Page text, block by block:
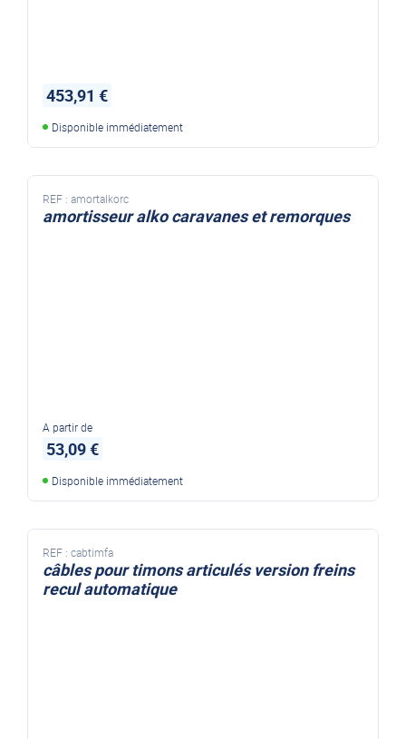
453,91 €
Disponible immédiatement
REF : amortalkorc
amortisseur alko caravanes et remorques
A partir de
53,09 €
Disponible immédiatement
REF : cabtimfa
câbles pour timons articulés version freins
recul automatique